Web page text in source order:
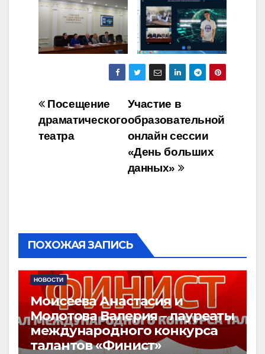
Навигация
по
Участие в
образовательной
онлайн сессии
«День больших
данных»
Посещение
драматического
театра
ПОХОЖАЯ ЗАПИСЬ
НОВОСТИ
Моисеева Анастасия и
Молотова Валерия – лауреаты
международного конкурса
талантов «Финист»